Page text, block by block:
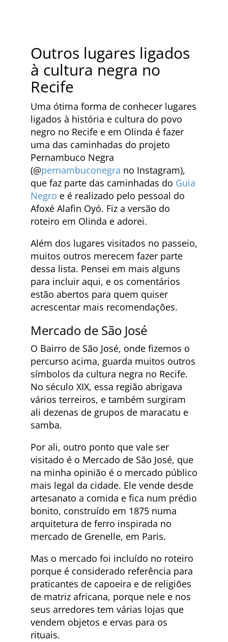
Outros lugares ligados
à cultura negra no
Recife
Uma ótima forma de conhecer lugares
ligados à história e cultura do povo
negro no Recife e em Olinda é fazer
uma das caminhadas do projeto
Pernambuco Negra
(@pernambuconegra no Instagram),
que faz parte das caminhadas do Guia
Negro e é realizado pelo pessoal do
Afoxé Alafin Oyó. Fiz a versão do
roteiro em Olinda e adorei.
Além dos lugares visitados no passeio,
muitos outros merecem fazer parte
dessa lista. Pensei em mais alguns
para incluir aqui, e os comentários
estão abertos para quem quiser
acrescentar mais recomendações.
Mercado de São José
O Bairro de São José, onde fizemos o
percurso acima, guarda muitos outros
símbolos da cultura negra no Recife.
No século XIX, essa região abrigava
vários terreiros, e também surgiram
ali dezenas de grupos de maracatu e
samba.
Por ali, outro ponto que vale ser
visitado é o Mercado de São José, que
na minha opinião é o mercado público
mais legal da cidade. Ele vende desde
artesanato a comida e fica num prédio
bonito, construído em 1875 numa
arquitetura de ferro inspirada no
mercado de Grenelle, em Paris.
Mas o mercado foi incluído no roteiro
porque é considerado referência para
praticantes de capoeira e de religiões
de matriz africana, porque nele e nos
seus arredores tem várias lojas que
vendem objetos e ervas para os
rituais.